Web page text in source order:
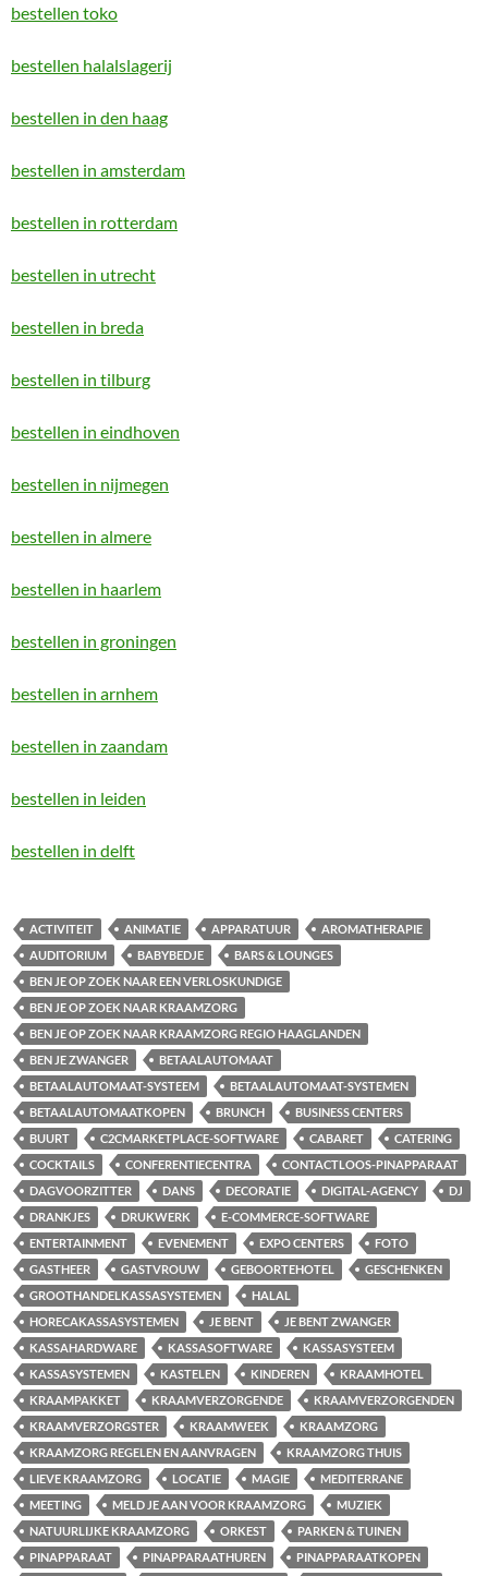
bestellen toko
bestellen halalslagerij
bestellen in den haag
bestellen in amsterdam
bestellen in rotterdam
bestellen in utrecht
bestellen in breda
bestellen in tilburg
bestellen in eindhoven
bestellen in nijmegen
bestellen in almere
bestellen in haarlem
bestellen in groningen
bestellen in arnhem
bestellen in zaandam
bestellen in leiden
bestellen in delft
ACTIVITEIT ANIMATIE APPARATUUR
AROMATHERAPIE
AUDITORIUM
BABYBEDJE
BARS & LOUNGES
BEN JE OP ZOEK NAAR EEN VERLOSKUNDIGE
BEN JE OP ZOEK NAAR KRAAMZORG
BEN JE OP ZOEK NAAR KRAAMZORG REGIO HAAGLANDEN
BEN JE ZWANGER
BETAALAUTOMAAT
BETAALAUTOMAAT-SYSTEEM
BETAALAUTOMAAT-SYSTEMEN
BETAALAUTOMAATKOPEN
BRUNCH
BUSINESS CENTERS
BUURT
C2CMARKETPLACE-SOFTWARE CABARET
CATERING
COCKTAILS
CONFERENTIECENTRA
CONTACTLOOS-PINAPPARAAT
DAGVOORZITTER
DANS DECORATIE DIGITAL-AGENCY
DJ
DRANKJES
DRUKWERK
E-COMMERCE-SOFTWARE
ENTERTAINMENT
EVENEMENT EXPO CENTERS
FOTO
GASTHEER
GASTVROUW GEBOORTEHOTEL
GESCHENKEN
GROOTHANDELKASSASYSTEMEN
HALAL
HORECAKASSASYSTEMEN
JE BENT
JE BENT ZWANGER
KASSAHARDWARE
KASSASOFTWARE
KASSASYSTEEM
KASSASYSTEMEN
KASTELEN KINDEREN
KRAAMHOTEL
KRAAMPAKKET
KRAAMVERZORGENDE
KRAAMVERZORGENDEN
KRAAMVERZORGSTER
KRAAMWEEK
KRAAMZORG
KRAAMZORG REGELEN EN AANVRAGEN
KRAAMZORG THUIS
LIEVE KRAAMZORG
LOCATIE MAGIE
MEDITERRANE
MEETING
MELD JE AAN VOOR KRAAMZORG
MUZIEK
NATUURLIJKE KRAAMZORG
ORKEST
PARKEN & TUINEN
PINAPPARAAT
PINAPPARAATHUREN PINAPPARAATKOPEN